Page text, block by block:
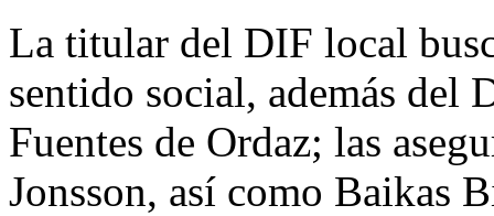
La titular del DIF local
sentido social, además del
Fuentes de Ordaz; las
Jonsson, así como Baikas